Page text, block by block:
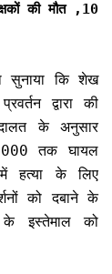
की मौत ,10
सुनाया कि शेख
द्वारा की
के अनुसार
तक घायल
हत्या के लिए
को दबाने के
के इस्तेमाल को